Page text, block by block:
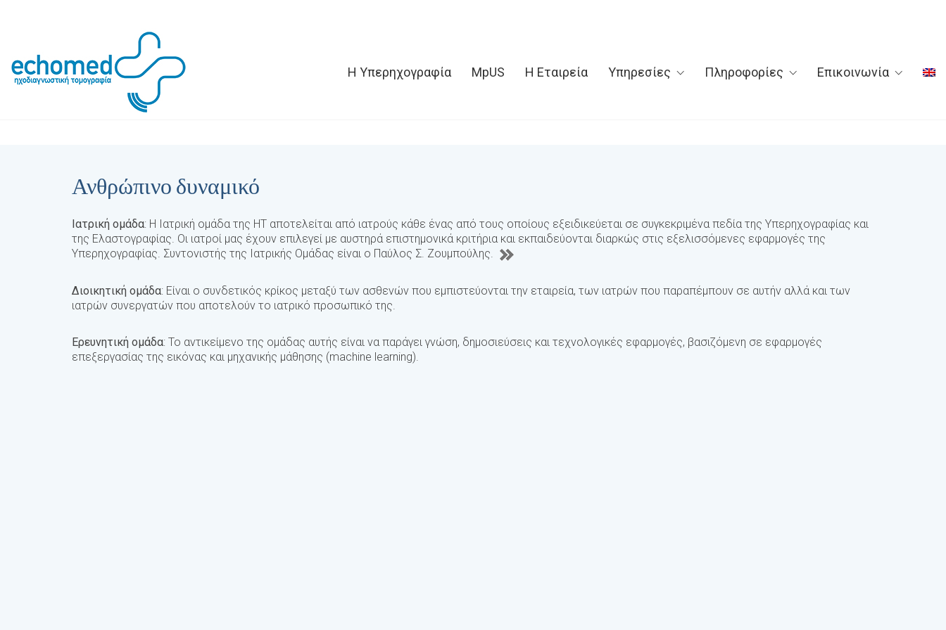
Η Υπερηχογραφία MpUS Η Εταιρεία Υπηρεσίες Πληροφορίες Επικοινωνία
Ανθρώπινο δυναμικό
Ιατρική ομάδα: Η Ιατρική ομάδα της ΗΤ αποτελείται από ιατρούς κάθε ένας από τους οποίους εξειδικεύεται σε συγκεκριμένα πεδία της Υπερηχογραφίας και
της Ελαστογραφίας. Οι ιατροί μας έχουν επιλεγεί με αυστηρά επιστημονικά κριτήρια και εκπαιδεύονται διαρκώς στις εξελισσόμενες εφαρμογές της
Υπερηχογραφίας. Συντονιστής της Ιατρικής Ομάδας είναι ο Παύλος Σ. Ζουμπούλης.
Διοικητική ομάδα: Είναι ο συνδετικός κρίκος μεταξύ των ασθενών που εμπιστεύονται την εταιρεία, των ιατρών που παραπέμπουν σε αυτήν αλλά και των
ιατρών συνεργατών που αποτελούν το ιατρικό προσωπικό της.
Ερευνητική ομάδα: Το αντικείμενο της ομάδας αυτής είναι να παράγει γνώση, δημοσιεύσεις και τεχνολογικές εφαρμογές, βασιζόμενη σε εφαρμογές
επεξεργασίας της εικόνας και μηχανικής μάθησης (machine learning).